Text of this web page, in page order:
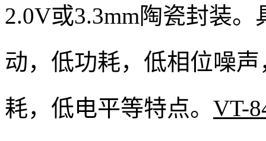
2.0V或3.3mm陶瓷封装
动，低功耗，低相位噪
耗，低电平等特点。 VT-